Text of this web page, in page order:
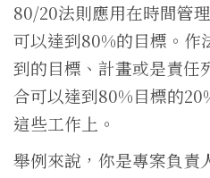
80/20法則應用在時間管
可以達到80%的目標。作
到的目標、計畫或是責任
合可以達到80%目標的
這些工作上。
舉例來說，你是專案負責